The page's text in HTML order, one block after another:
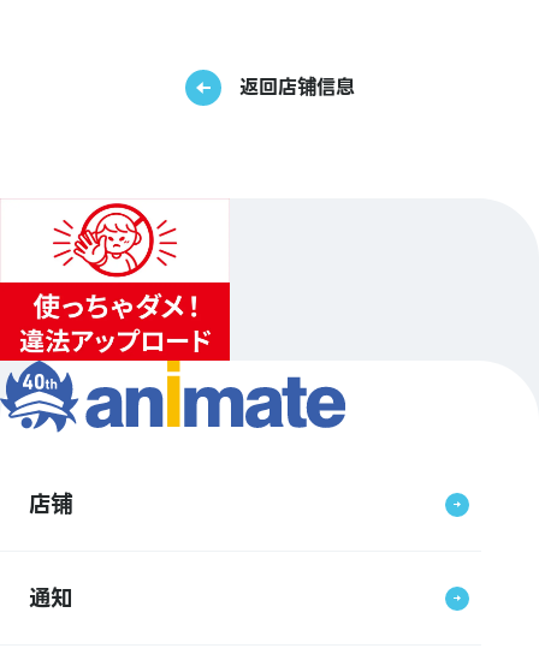
返回店铺信息
店铺
通知